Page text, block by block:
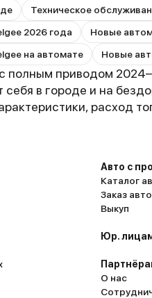
Техническое
2026 года
на автомате
полным приводом
себя в городе и на
расход
Авто с
Каталог
Заказ
Выкуп
Юр.
О нас